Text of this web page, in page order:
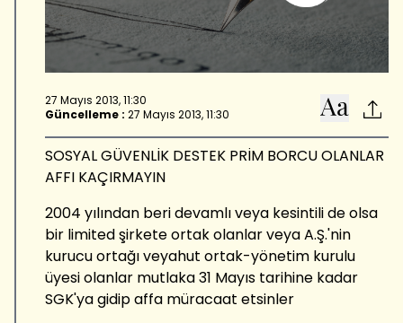
27 Mayıs 2013, 11:30
Güncelleme : 27 Mayıs 2013, 11:30
SOSYAL GÜVENLİK DESTEK PRİM BORCU OLANLAR
AFFI KAÇIRMAYIN
2004 yılından beri devamlı veya kesintili de olsa
bir limited şirkete ortak olanlar veya A.Ş.'nin
kurucu ortağı veyahut ortak-yönetim kurulu
üyesi olanlar mutlaka 31 Mayıs tarihine kadar
SGK'ya gidip affa müracaat etsinler